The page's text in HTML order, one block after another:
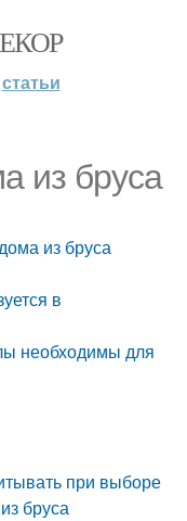
статьи
из бруса
из бруса
в
необходимы для
при выборе
бруса